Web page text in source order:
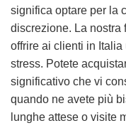
significa optare per la
discrezione. La nostra
offrire ai clienti in Italia
stress. Potete
significativo che vi
quando ne avete più
lunghe attese o visite